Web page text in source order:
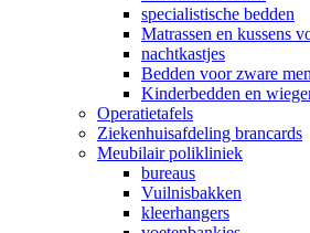
specialistische bedden
Matrassen en kussens
nachtkastjes
Bedden voor zware
Kinderbedden en
Operatietafels
Ziekenhuisafdeling brancards
Meubilair polikliniek
bureaus
Vuilnisbakken
kleerhangers